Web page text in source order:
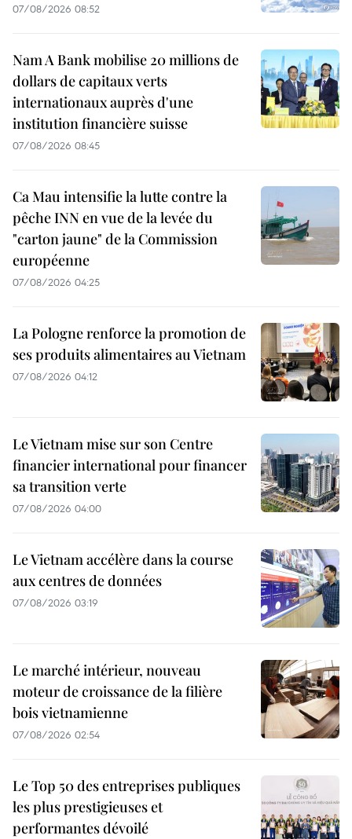
07/08/2026 08:52
Nam A Bank mobilise 20 millions de
dollars de capitaux verts
internationaux auprès d'une
institution financière suisse
07/08/2026 08:45
Ca Mau intensifie la lutte contre la
pêche INN en vue de la levée du
"carton jaune" de la Commission
européenne
07/08/2026 04:25
La Pologne renforce la promotion de
ses produits alimentaires au Vietnam
07/08/2026 04:12
Le Vietnam mise sur son Centre
financier international pour financer
sa transition verte
07/08/2026 04:00
Le Vietnam accélère dans la course
aux centres de données
07/08/2026 03:19
Le marché intérieur, nouveau
moteur de croissance de la filière
bois vietnamienne
07/08/2026 02:54
Le Top 50 des entreprises publiques
les plus prestigieuses et
performantes dévoilé